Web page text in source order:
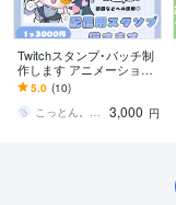
Twitchスタンプ･バッチ制
作します アニメーション
スタンプ対応◎VTuberさ
んを応援したい！
5.0 (10)
こっとん。｜紗透こと
3,000 円